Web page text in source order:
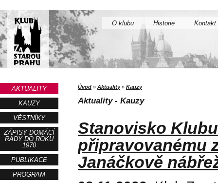
O klubu Historie Kontakt
AKTUALITY
KAUZY
VĚSTNÍKY
ZÁPISY DOMÁCÍ
RADY DO ROKU
1970
PUBLIKACE
PROGRAM
Úvod » Aktuality» Kauzy
Aktuality - Kauzy
Stanovisko
připravovanému
Janáčkově